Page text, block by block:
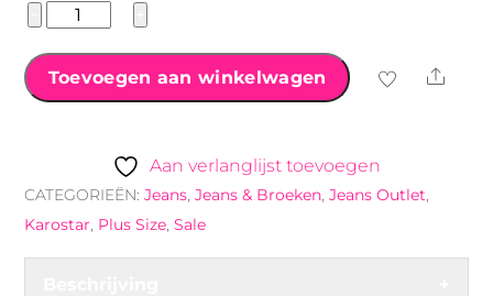
Karostar
waist
jeans
ritssluiting
donkergrijs
aantal
Toevoegen aan winkelwagen Share
Aan verlanglijst toevoegen
CATEGORIEËN:Jeans,Jeans & Broeken,Jeans Outlet,
Karostar, Plus Size,Sale